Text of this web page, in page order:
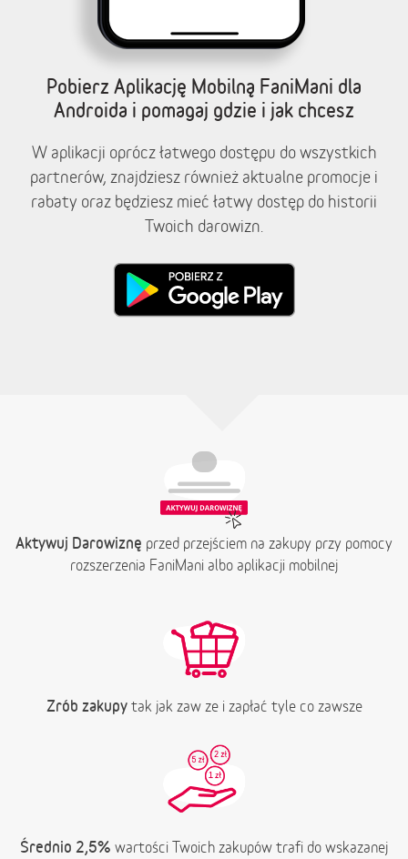
Pobierz Aplikację Mobilną FaniMani dla
Androida i pomagaj gdzie i jak chcesz
W aplikacji oprócz łatwego dostępu do wszystkich
partnerów, znajdziesz również aktualne promocje i
rabaty oraz będziesz mieć łatwy dostęp do historii
Twoich darowizn.
Aktywuj Darowiznę przed przejściem na zakupy przy pomocy
rozszerzenia FaniMani albo aplikacji mobilnej
Zrób zakupytak jak zaw ze i zapłać tyle co zawsze
Średnio 2,5% wartości Twoich zakupów trafi do wskazanej